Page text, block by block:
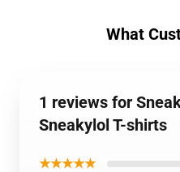
What
1 reviews for
Sneakylol T-shirts
★★★★★